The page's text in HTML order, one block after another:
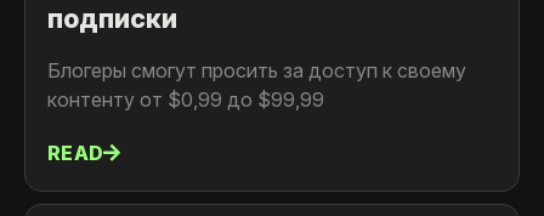
подписки
Блогеры смогут просить за доступ к своему
контенту от $0,99 до $99,99
READ